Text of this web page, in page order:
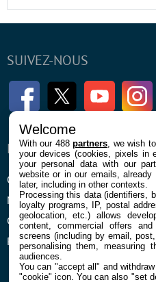
SUIVEZ-NOUS
FacebookTwitter Youtube
ENTREPRISE
Qui sommes nous
Mentions légales et CGU
Confidentialité et Cookies
Préférences cookies
Welcome
With our 488partners , we wish
your devices (cookies, pixels in
your personal data with our
website or in our emails,
later, including in other contexts.
Processing this data (identifiers,
loyalty programs, IP, postal
geolocation, etc.) allows
content, commercial offers
screens (including by email,
personalising them, measuring
audiences.
You can "accept all" and
"cookie" icon. You can also "set